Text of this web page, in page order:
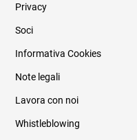
Privacy
Soci
Informativa Cookies
Note legali
Lavora con noi
Whistleblowing